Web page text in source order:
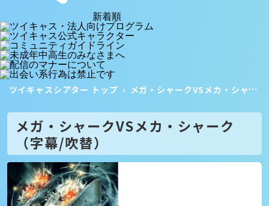
新着順
ツイキャスシアター トップ メガ・シャークVSメカ・シャーク
メガ・シャークVSメカ・シャーク
（字幕/吹替）